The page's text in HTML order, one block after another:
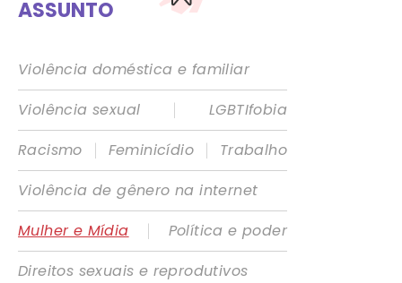
ASSUNTO
Violência doméstica e familiar
Violência sexual
|
LGBTIfobia
Racismo
| Feminicídio |
Trabalho
Violência de gênero na internet
Mulher e Mídia
|
Política e poder
Direitos sexuais e reprodutivos